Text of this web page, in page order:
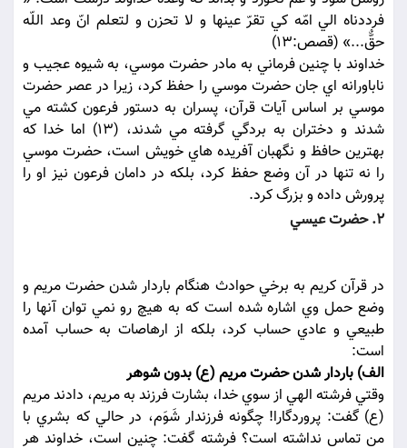
فرددناه الي امّه کي تقرّ عينها و لا تحزن و لتعلم انّ وعد اللّه
حقٌّ...» (قصص:13)
خداوند با چنين فرماني به مادر حضرت موسي، به شيوه عجيب و
ناباورانه اي جان حضرت موسي را حفظ کرد، زيرا در عصر حضرت
موسي بر اساس آيات قرآن، پسران به دستور فرعون کشته مي
شدند و دختران به بردگي گرفته مي شدند، (13) اما خدا که
بهترين حافظ و نگهبان آفريده هاي خويش است، حضرت موسي
را نه تنها در آن وضع حفظ کرد، بلکه در دامان فرعون نيز او را
پرورش داده و بزرگ کرد.
2. حضرت عيسي
در قرآن کريم به برخي حوادث هنگام باردار شدن حضرت مريم و
وضع حمل وي اشاره شده است که به هيچ رو نمي توان آنها را
طبيعي و عادي حساب کرد، بلکه از ارهاصات به حساب آمده
است:
الف) باردار شدن حضرت مريم (ع) بدون شوهر
وقتي فرشته الهي از سوي خدا، بشارت فرزند به مريم، دادند مريم
(ع) گفت: پروردگارا! چگونه فرزندار شَوَم، در حالي که بشري با
من تماس نداشته است؟ فرشته گفت: چنين است، خداوند هر